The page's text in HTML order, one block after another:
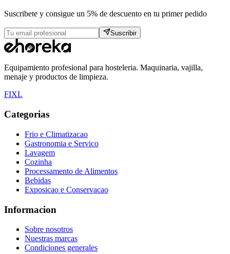
Suscribete y consigue un 5% de descuento en tu primer pedido
Suscribir
Equipamiento profesional para hosteleria. Maquinaria, vajilla,
menaje y productos de limpieza.
FIXL
Categorias
Frio e Climatizacao
Gastronomia e Servico
Lavagem
Cozinha
Processamento de Alimentos
Bebidas
Exposicao e Conservacao
Informacion
Sobre nosotros
Nuestras marcas
Condiciones generales